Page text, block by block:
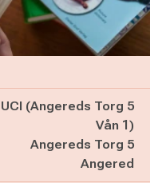
UCI (Angereds Torg 5
Vån 1)
Angereds Torg 5
Angered